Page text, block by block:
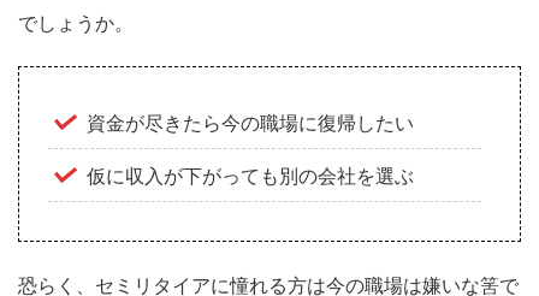
でしょうか。
資金が尽きたら今の職場に復帰したい
仮に収入が下がっても別の会社を選ぶ
恐らく、セミリタイアに憧れる方は今の職場は嫌いな筈で